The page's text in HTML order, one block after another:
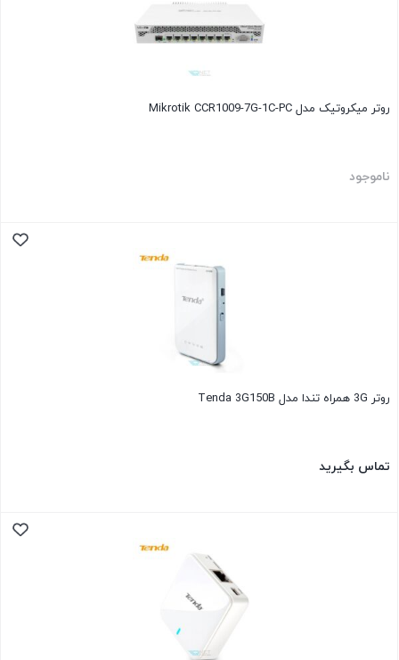
روتر میکروتیک مدل Mikrotik CCR1009-7G-1C-PC
ناموجود
روتر 3G همراه تندا مدل Tenda 3G150B
تماس بگیرید